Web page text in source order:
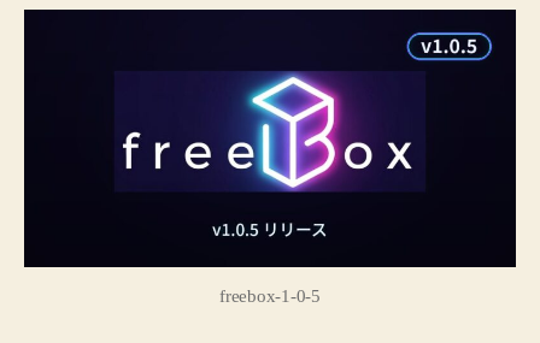
ス】
1.0.5
／
hsBox1.4
（Buildfreebox-1-0-5